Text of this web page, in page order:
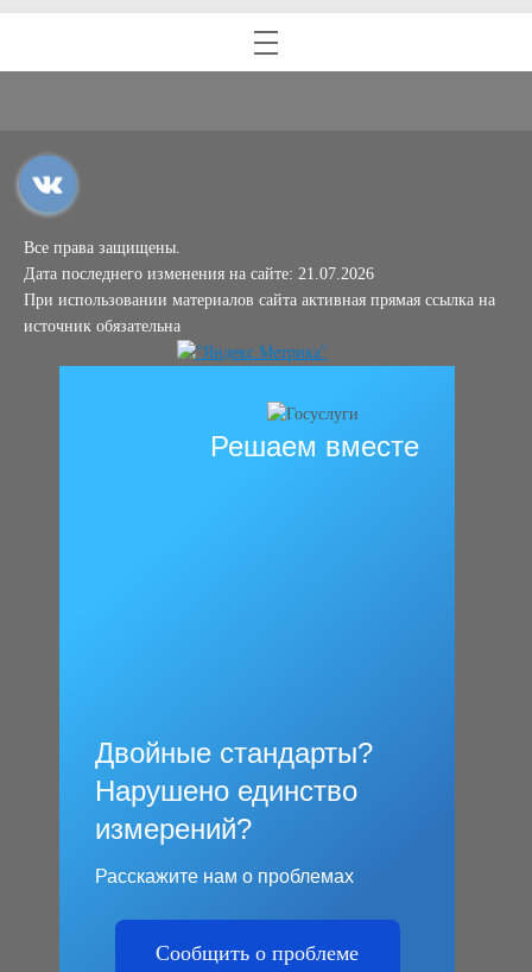
Все права защищены.
Дата последнего изменения на сайте: 21.07.2026
При использовании материалов сайта активная прямая ссылка на
источник обязательна
Решаем вместе
Двойные стандарты?
Нарушено единство
измерений?
Расскажите нам о проблемах
Сообщить о проблеме